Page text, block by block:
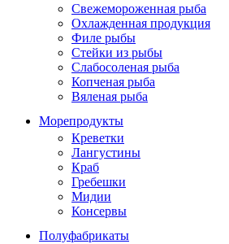
Свежемороженная рыба
Охлажденная продукция
Филе рыбы
Стейки из рыбы
Слабосоленая рыба
Копченая рыба
Вяленая рыба
Морепродукты
Креветки
Лангустины
Краб
Гребешки
Мидии
Консервы
Полуфабрикаты